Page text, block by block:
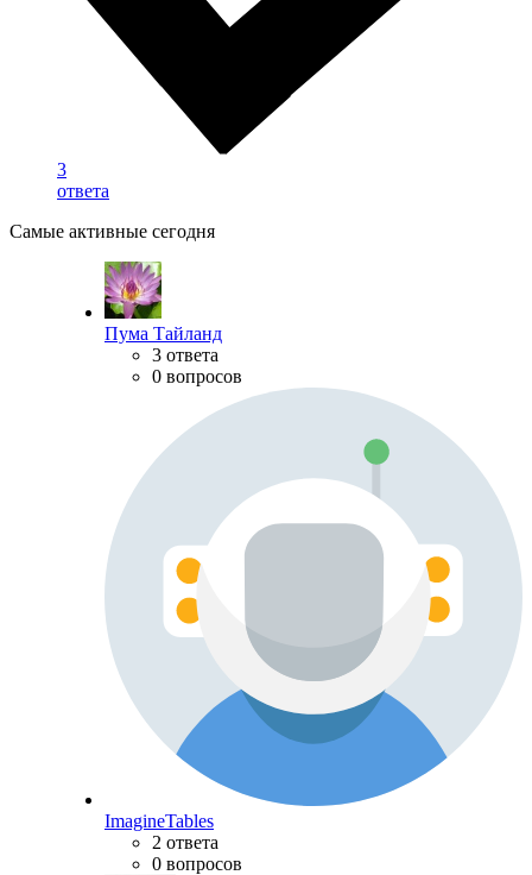
3
ответа
Самые активные сегодня
Пума Тайланд
3 ответа
0 вопросов
ImagineTables
2 ответа
0 вопросов